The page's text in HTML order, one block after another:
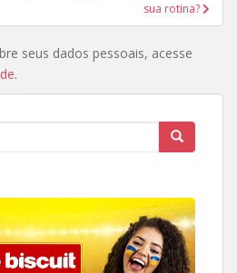
sua rotina?
seus dados pessoais, acesse
.